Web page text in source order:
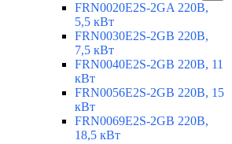
FRN0020E2S-2GA 220В,
5,5 кВт
FRN0030E2S-2GB 220В,
7,5 кВт
FRN0040E2S-2GB 220В, 11
кВт
FRN0056E2S-2GB 220В, 15
кВт
FRN0069E2S-2GB 220В,
18,5 кВт